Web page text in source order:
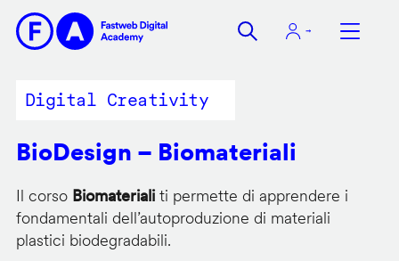
contenuto
Digital Creativity
BioDesign – Biomateriali
Il corso Biomaterialiti permette di apprendere i
fondamentali dell’autoproduzione di materiali
plastici biodegradabili.